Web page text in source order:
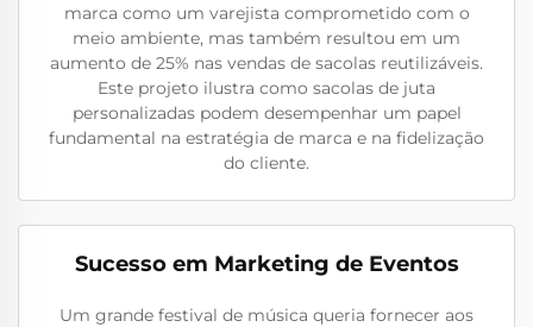
marca como um varejista comprometido com o
meio ambiente, mas também resultou em um
aumento de 25% nas vendas de sacolas reutilizáveis.
Este projeto ilustra como sacolas de juta
personalizadas podem desempenhar um papel
fundamental na estratégia de marca e na fidelização
do cliente.
Sucesso em Marketing de Eventos
Um grande festival de música queria fornecer aos